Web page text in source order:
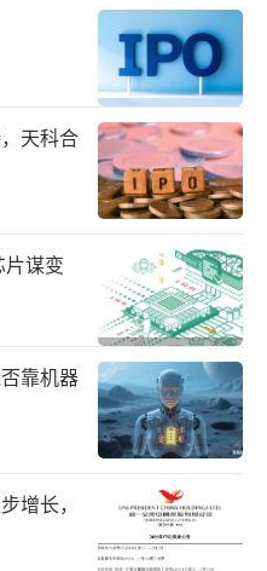
亿帆药业合作，拿
膏”药品上市许可
、生产工艺、技术秘
利、技术资料等数据
多市场发展，也是方
径。
文换发展
成立于1999年，法定
10000港元，主要经
加工中成药品、健康
天科合
谋变
靠机器
增长，